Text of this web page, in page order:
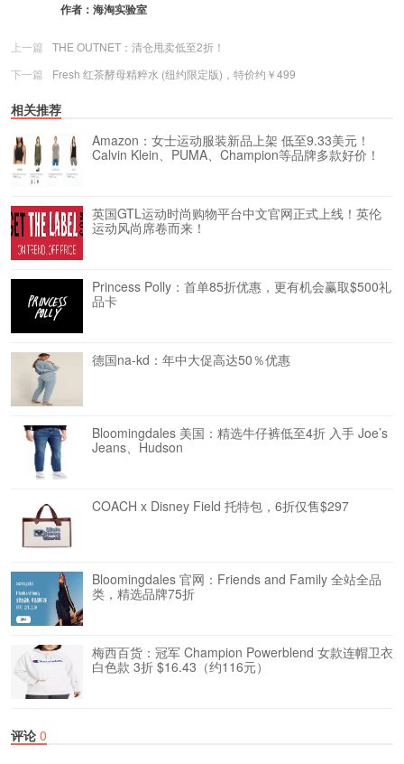
作者： 海淘实验室
上一篇
THE OUTNET：清仓甩卖低至2折！
下一篇
Fresh 红茶酵母精粹水 (纽约限定版)，特价约￥499
相关推荐
Amazon：女士运动服装新品上架 低至9.33美元！
Calvin Klein、PUMA、Champion等品牌多款好价！
英国GTL运动时尚购物平台中文官网正式上线！英伦
运动风尚席卷而来！
Princess Polly：首单85折优惠，更有机会赢取$500礼
品卡
德国na-kd：年中大促高达50％优惠
Bloomingdales 美国：精选牛仔裤低至4折 入手 Joe’s
Jeans、Hudson
COACH x Disney Field 托特包，6折仅售$297
Bloomingdales 官网：Friends and Family 全站全品
类，精选品牌75折
梅西百货：冠军 Champion Powerblend 女款连帽卫衣
白色款 3折 $16.43（约116元）
评论 0